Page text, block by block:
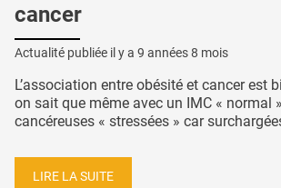
cancer
Actualité publiée il y a 9 années 8 mois
L’association entre obésité et cancer est
on sait que même avec un IMC « normal
cancéreuses « stressées » car
LIRE LA SUITE